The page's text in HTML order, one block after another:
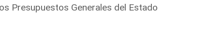
Presupuestos Generales del Estado